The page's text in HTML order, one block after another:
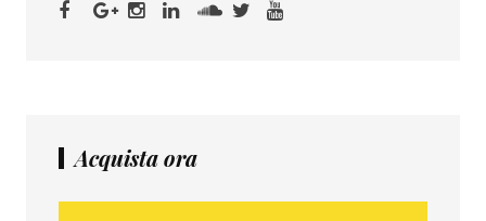
Acquista ora